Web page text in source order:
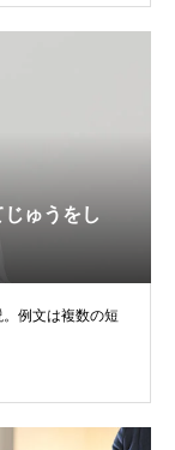
ゅうをし
例文は複数の短